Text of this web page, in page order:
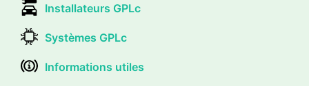
Installateurs GPLc
Systèmes GPLc
Informations utiles